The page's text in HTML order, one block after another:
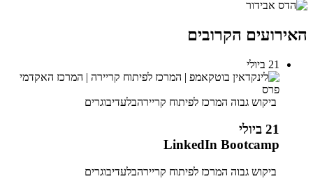
האירועים הקרובים
21 ביולי
ביקוש גבוה המרכז לפיתוח קריירהבלעדיבוגרים
21 ביולי
LinkedIn Bootcamp
ביקוש גבוה המרכז לפיתוח קריירהבלעדיבוגרים